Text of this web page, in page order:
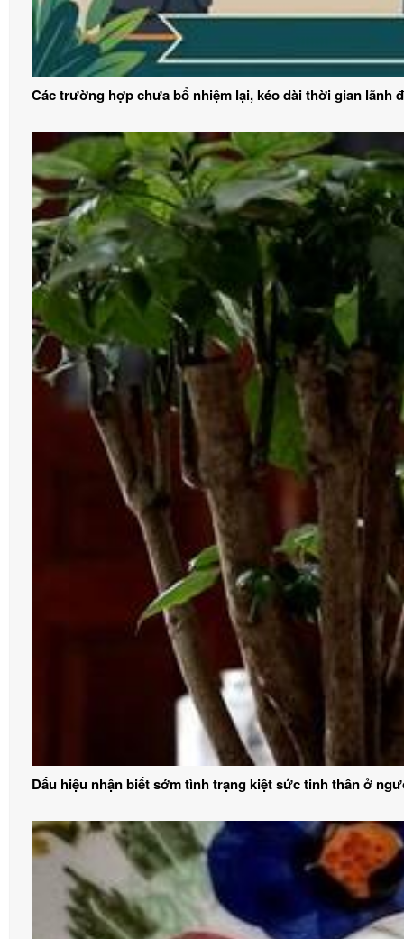
Các trường hợp chưa bổ nhiệm lại, kéo dài thời gian lãnh
Dấu hiệu nhận biết sớm tình trạng kiệt sức tinh thần ở